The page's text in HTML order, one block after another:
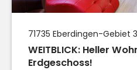
71735 Eberdingen-Gebiet
WEITBLICK: Heller
Erdgeschoss!